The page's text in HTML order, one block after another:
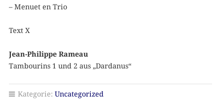
– Menuet en Trio
Text X
Jean-Philippe Rameau
Tambourins 1 und 2 aus „Dardanus“
Kategorie: Uncategorized